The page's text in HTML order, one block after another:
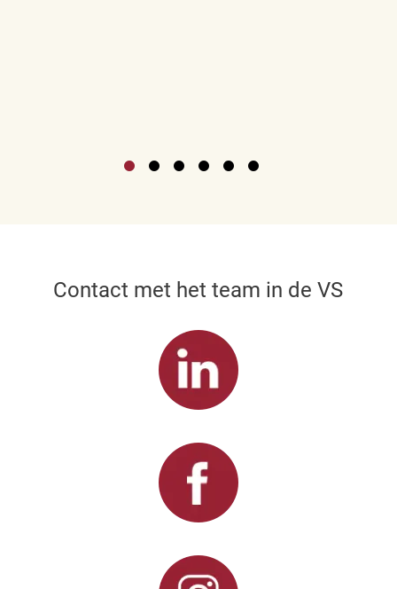
Contact met het team in de VS